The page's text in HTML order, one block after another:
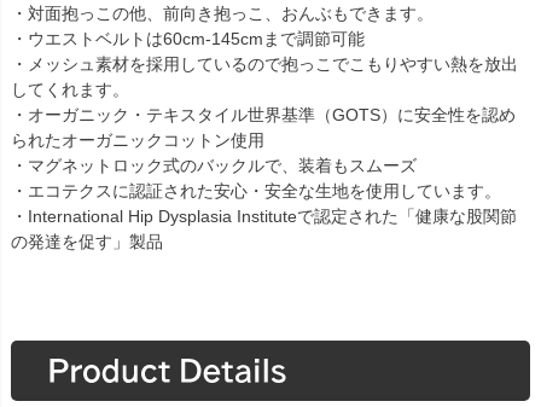
・対面抱っこの他、前向き抱っこ、おんぶもできます。
・ウエストベルトは60cm-145cmまで調節可能
・メッシュ素材を採用しているので抱っこでこもりやすい熱を放出
してくれます。
・オーガニック・テキスタイル世界基準（GOTS）に安全性を認め
られたオーガニックコットン使用
・マグネットロック式のバックルで、装着もスムーズ
・エコテクスに認証された安心・安全な生地を使用しています。
・International Hip Dysplasia Instituteで認定された「健康な股関節
の発達を促す」製品